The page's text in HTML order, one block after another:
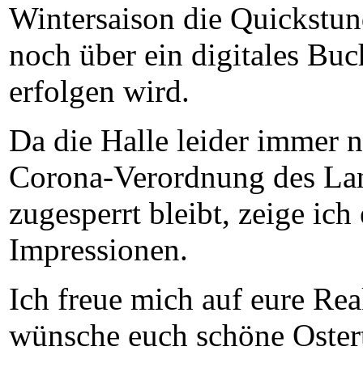
Wintersaison die
noch über ein digitales
erfolgen wird.
Da die Halle leider immer
Corona-Verordnung des
zugesperrt bleibt, zeige ich
Impressionen.
Ich freue mich auf eure
wünsche euch schöne